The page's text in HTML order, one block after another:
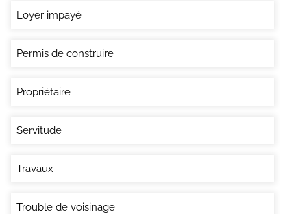
Loyer impayé
Permis de construire
Propriétaire
Servitude
Travaux
Trouble de voisinage